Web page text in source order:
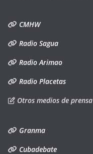
CMHW
Radio Sagua
Radio Arimao
Radio Placetas
Otros medios de prensa
Granma
Cubadebate